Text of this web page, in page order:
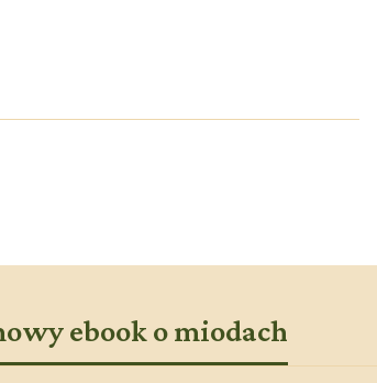
ebook o miodach